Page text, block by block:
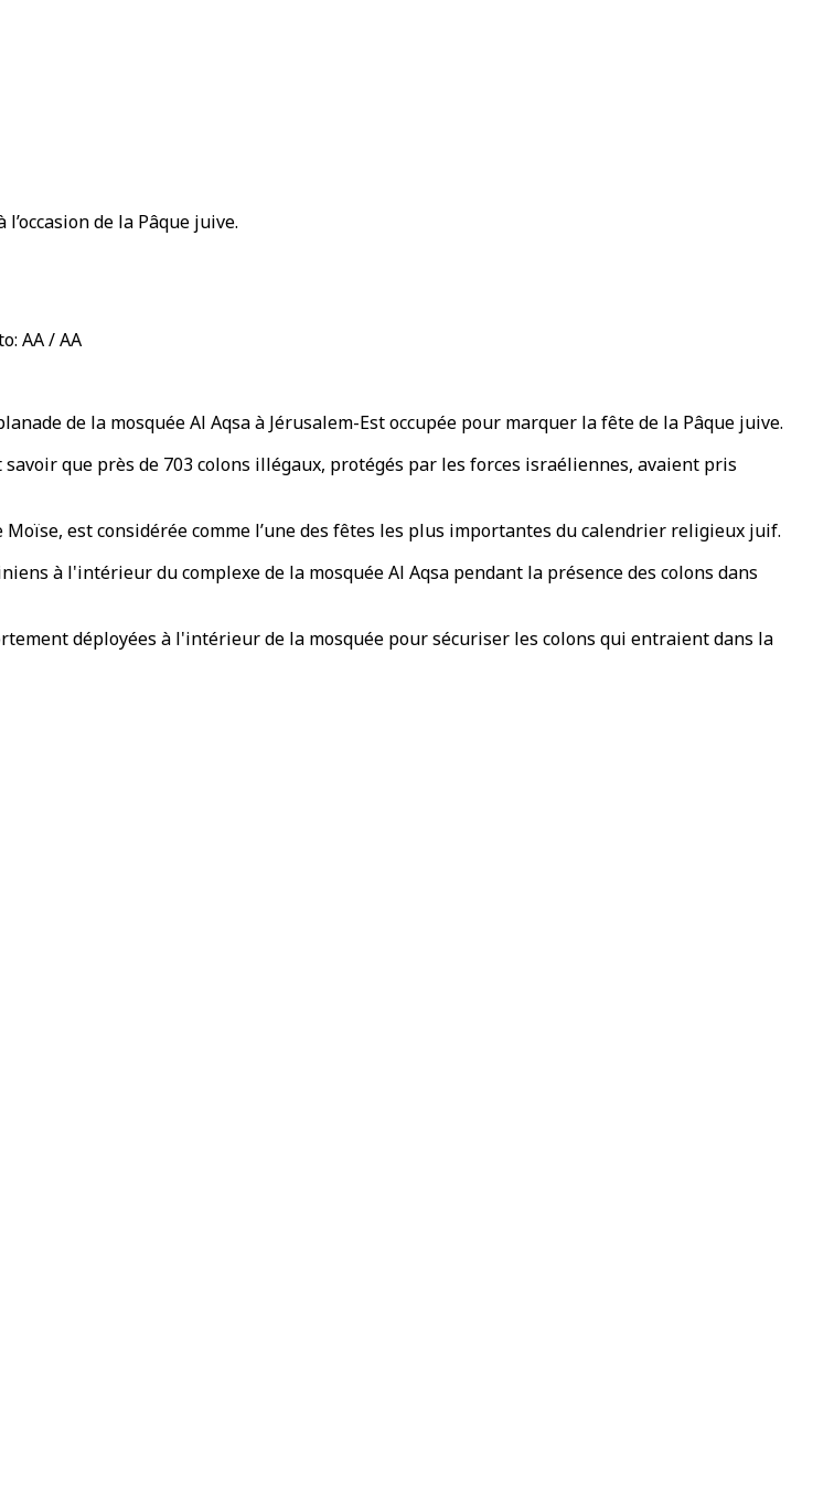
de la Pâque juive.
AA / AA
de la mosquée Al Aqsa à Jérusalem-Est occupée pour marquer la fête de la Pâque juive.
que près de 703 colons illégaux, protégés par les forces israéliennes, avaient pris
Moïse, est considérée comme l’une des fêtes les plus importantes du calendrier religieux juif.
à l'intérieur du complexe de la mosquée Al Aqsa pendant la présence des colons dans
déployées à l'intérieur de la mosquée pour sécuriser les colons qui entraient dans la